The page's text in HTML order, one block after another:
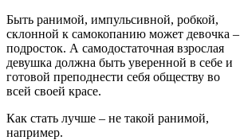
Быть ранимой, импульсивной, робкой,
склонной к самокопанию может девочка –
подросток. А самодостаточная взрослая
девушка должна быть уверенной в себе и
готовой преподнести себя обществу во
всей своей красе.
Как стать лучше – не такой ранимой,
например.